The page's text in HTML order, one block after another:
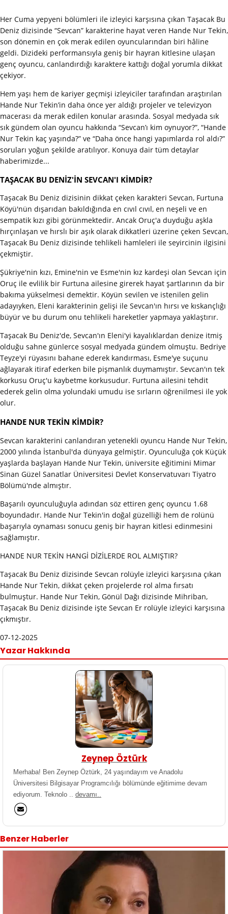
Her Cuma yepyeni bölümleri ile izleyici karşısına çıkan Taşacak Bu
Deniz dizisinde “Sevcan” karakterine hayat veren Hande Nur Tekin,
son dönemin en çok merak edilen oyuncularından biri hâline
geldi. Dizideki performansıyla geniş bir hayran kitlesine ulaşan
genç oyuncu, canlandırdığı karaktere kattığı doğal yorumla dikkat
çekiyor.
Hem yaşı hem de kariyer geçmişi izleyiciler tarafından araştırılan
Hande Nur Tekin’in daha önce yer aldığı projeler ve televizyon
macerası da merak edilen konular arasında. Sosyal medyada sık
sık gündem olan oyuncu hakkında “Sevcan’ı kim oynuyor?”, “Hande
Nur Tekin kaç yaşında?” ve “Daha önce hangi yapımlarda rol aldı?”
soruları yoğun şekilde aratılıyor. Konuya dair tüm detaylar
haberimizde...
TAŞACAK BU DENİZ'İN SEVCAN'I KİMDİR?
Taşacak Bu Deniz dizisinin dikkat çeken karakteri Sevcan, Furtuna
Köyü'nün dışarıdan bakıldığında en cıvıl cıvıl, en neşeli ve en
sempatik kızı gibi görünmektedir. Ancak Oruç'a duyduğu aşkla
hırçınlaşan ve hırslı bir aşık olarak dikkatleri üzerine çeken Sevcan,
Taşacak Bu Deniz dizisinde tehlikeli hamleleri ile seyircinin ilgisini
çekmiştir.
Şükriye'nin kızı, Emine'nin ve Esme'nin kız kardeşi olan Sevcan için
Oruç ile evlilik bir Furtuna ailesine girerek hayat şartlarının da bir
bakıma yükselmesi demektir. Köyün sevilen ve istenilen gelin
adayıyken, Eleni karakterinin gelişi ile Sevcan'ın hırsı ve kıskançlığı
büyür ve bu durum onu tehlikeli hareketler yapmaya yaklaştırır.
Taşacak Bu Deniz'de, Sevcan'ın Eleni'yi kayalıklardan denize itmiş
olduğu sahne günlerce sosyal medyada gündem olmuştu. Bedriye
Teyze'yi rüyasını bahane ederek kandırması, Esme'ye suçunu
ağlayarak itiraf ederken bile pişmanlık duymamıştır. Sevcan'ın tek
korkusu Oruç'u kaybetme korkusudur. Furtuna ailesini tehdit
ederek gelin olma yolundaki umudu ise sırların öğrenilmesi ile yok
olur.
HANDE NUR TEKİN KİMDİR?
Sevcan karakterini canlandıran yetenekli oyuncu Hande Nur Tekin,
2000 yılında İstanbul'da dünyaya gelmiştir. Oyunculuğa çok Küçük
yaşlarda başlayan Hande Nur Tekin, üniversite eğitimini Mimar
Sinan Güzel Sanatlar Üniversitesi Devlet Konservatuvarı Tiyatro
Bölümü'nde almıştır.
Başarılı oyunculuğuyla adından söz ettiren genç oyuncu 1.68
boyundadır. Hande Nur Tekin'in doğal güzelliği hem de rolünü
başarıyla oynaması sonucu geniş bir hayran kitlesi edinmesini
sağlamıştır.
HANDE NUR TEKİN HANGİ DİZİLERDE ROL ALMIŞTIR?
Taşacak Bu Deniz dizisinde Sevcan rolüyle izleyici karşısına çıkan
Hande Nur Tekin, dikkat çeken projelerde rol alma fırsatı
bulmuştur. Hande Nur Tekin, Gönül Dağı dizisinde Mihriban,
Taşacak Bu Deniz dizisinde işte Sevcan Er rolüyle izleyici karşısına
çıkmıştır.
07-12-2025
Yazar Hakkında
Zeynep Öztürk
Merhaba! Ben Zeynep Öztürk, 24 yaşındayım ve Anadolu
Üniversitesi Bilgisayar Programcılığı bölümünde eğitimime devam
ediyorum. Teknolo .. devamı..
Benzer Haberler